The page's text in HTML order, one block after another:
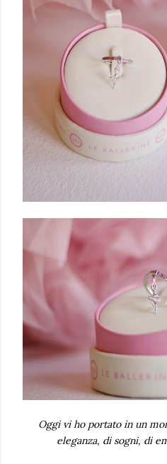
Oggi vi ho portato in un
eleganza, di sogni, di